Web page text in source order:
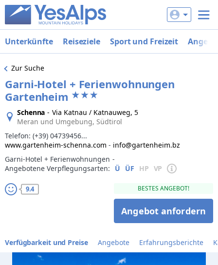
Unterkünfte Reiseziele Sport und Freizeit
Zur Suche
Garni-Hotel + Ferienwohnungen
Gartenheim
Schenna - Via Katnau / Katnauweg, 5
Meran und Umgebung, Südtirol
Telefon: (+39) 04739456...
www.gartenheim-schenna.com - info@gartenheim.bz
Garni-Hotel + Ferienwohnungen ‐
Angebotene Verpflegungsarten:
Ü ÜF HP VP
9.4 BESTES ANGEBOT!
Angebot anfordern
Verfügbarkeit und Preise Angebote Erfahrungsberichte